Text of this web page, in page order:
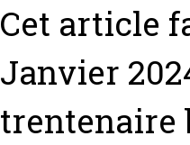
Cet article
Janvier
trentenaire